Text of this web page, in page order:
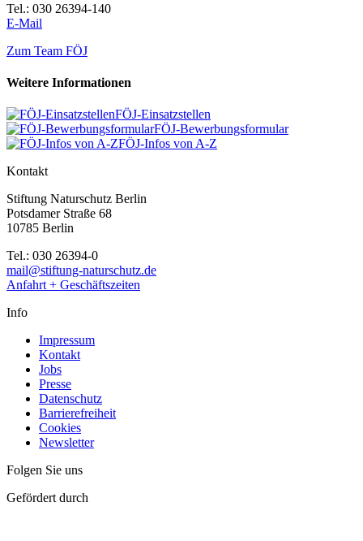
Tel.: 030 26394-140
E-Mail
Zum Team FÖJ
Weitere Informationen
FÖJ-Einsatzstellen
FÖJ-Bewerbungsformular
FÖJ-Infos von A-Z
Kontakt
Stiftung Naturschutz Berlin
Potsdamer Straße 68
10785 Berlin
Tel.: 030 26394-0
mail@stiftung-naturschutz.de
Anfahrt + Geschäftszeiten
Info
Impressum
Kontakt
Jobs
Presse
Datenschutz
Barrierefreiheit
Cookies
Newsletter
Folgen Sie uns
Gefördert durch